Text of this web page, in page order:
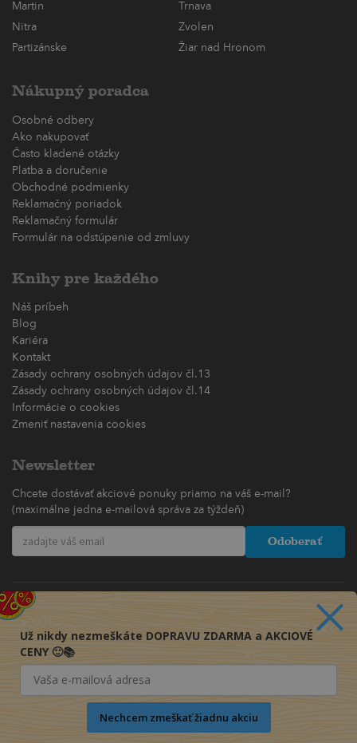
Martin
Trnava
Nitra
Zvolen
Partizánske
Žiar nad Hronom
Nákupný poradca
Osobné odbery
Ako nakupovať
Často kladené otázky
Platba a doručenie
Obchodné podmienky
Reklamačný poriadok
Reklamačný formulár
Formulár na odstúpenie od zmluvy
Knihy pre každého
Náš príbeh
Blog
Kariéra
Kontakt
Zásady ochrany osobných údajov čl.13
Zásady ochrany osobných údajov čl.14
Informácie o cookies
Zmeniť nastavenia cookies
Newsletter
Chcete dostávať akciové ponuky priamo na váš e-mail?
(maximálne jedna e-mailová správa za týždeň)
Odoberať
Už nikdy nezmeškáte DOPRAVU ZDARMA a AKCIOVÉ
CENY 🙂📚
Nechcem zmeškať žiadnu akciu